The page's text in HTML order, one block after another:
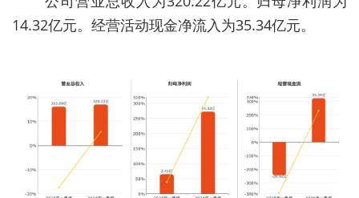
14.32亿元。经营活动现金净流入为35.34亿元。